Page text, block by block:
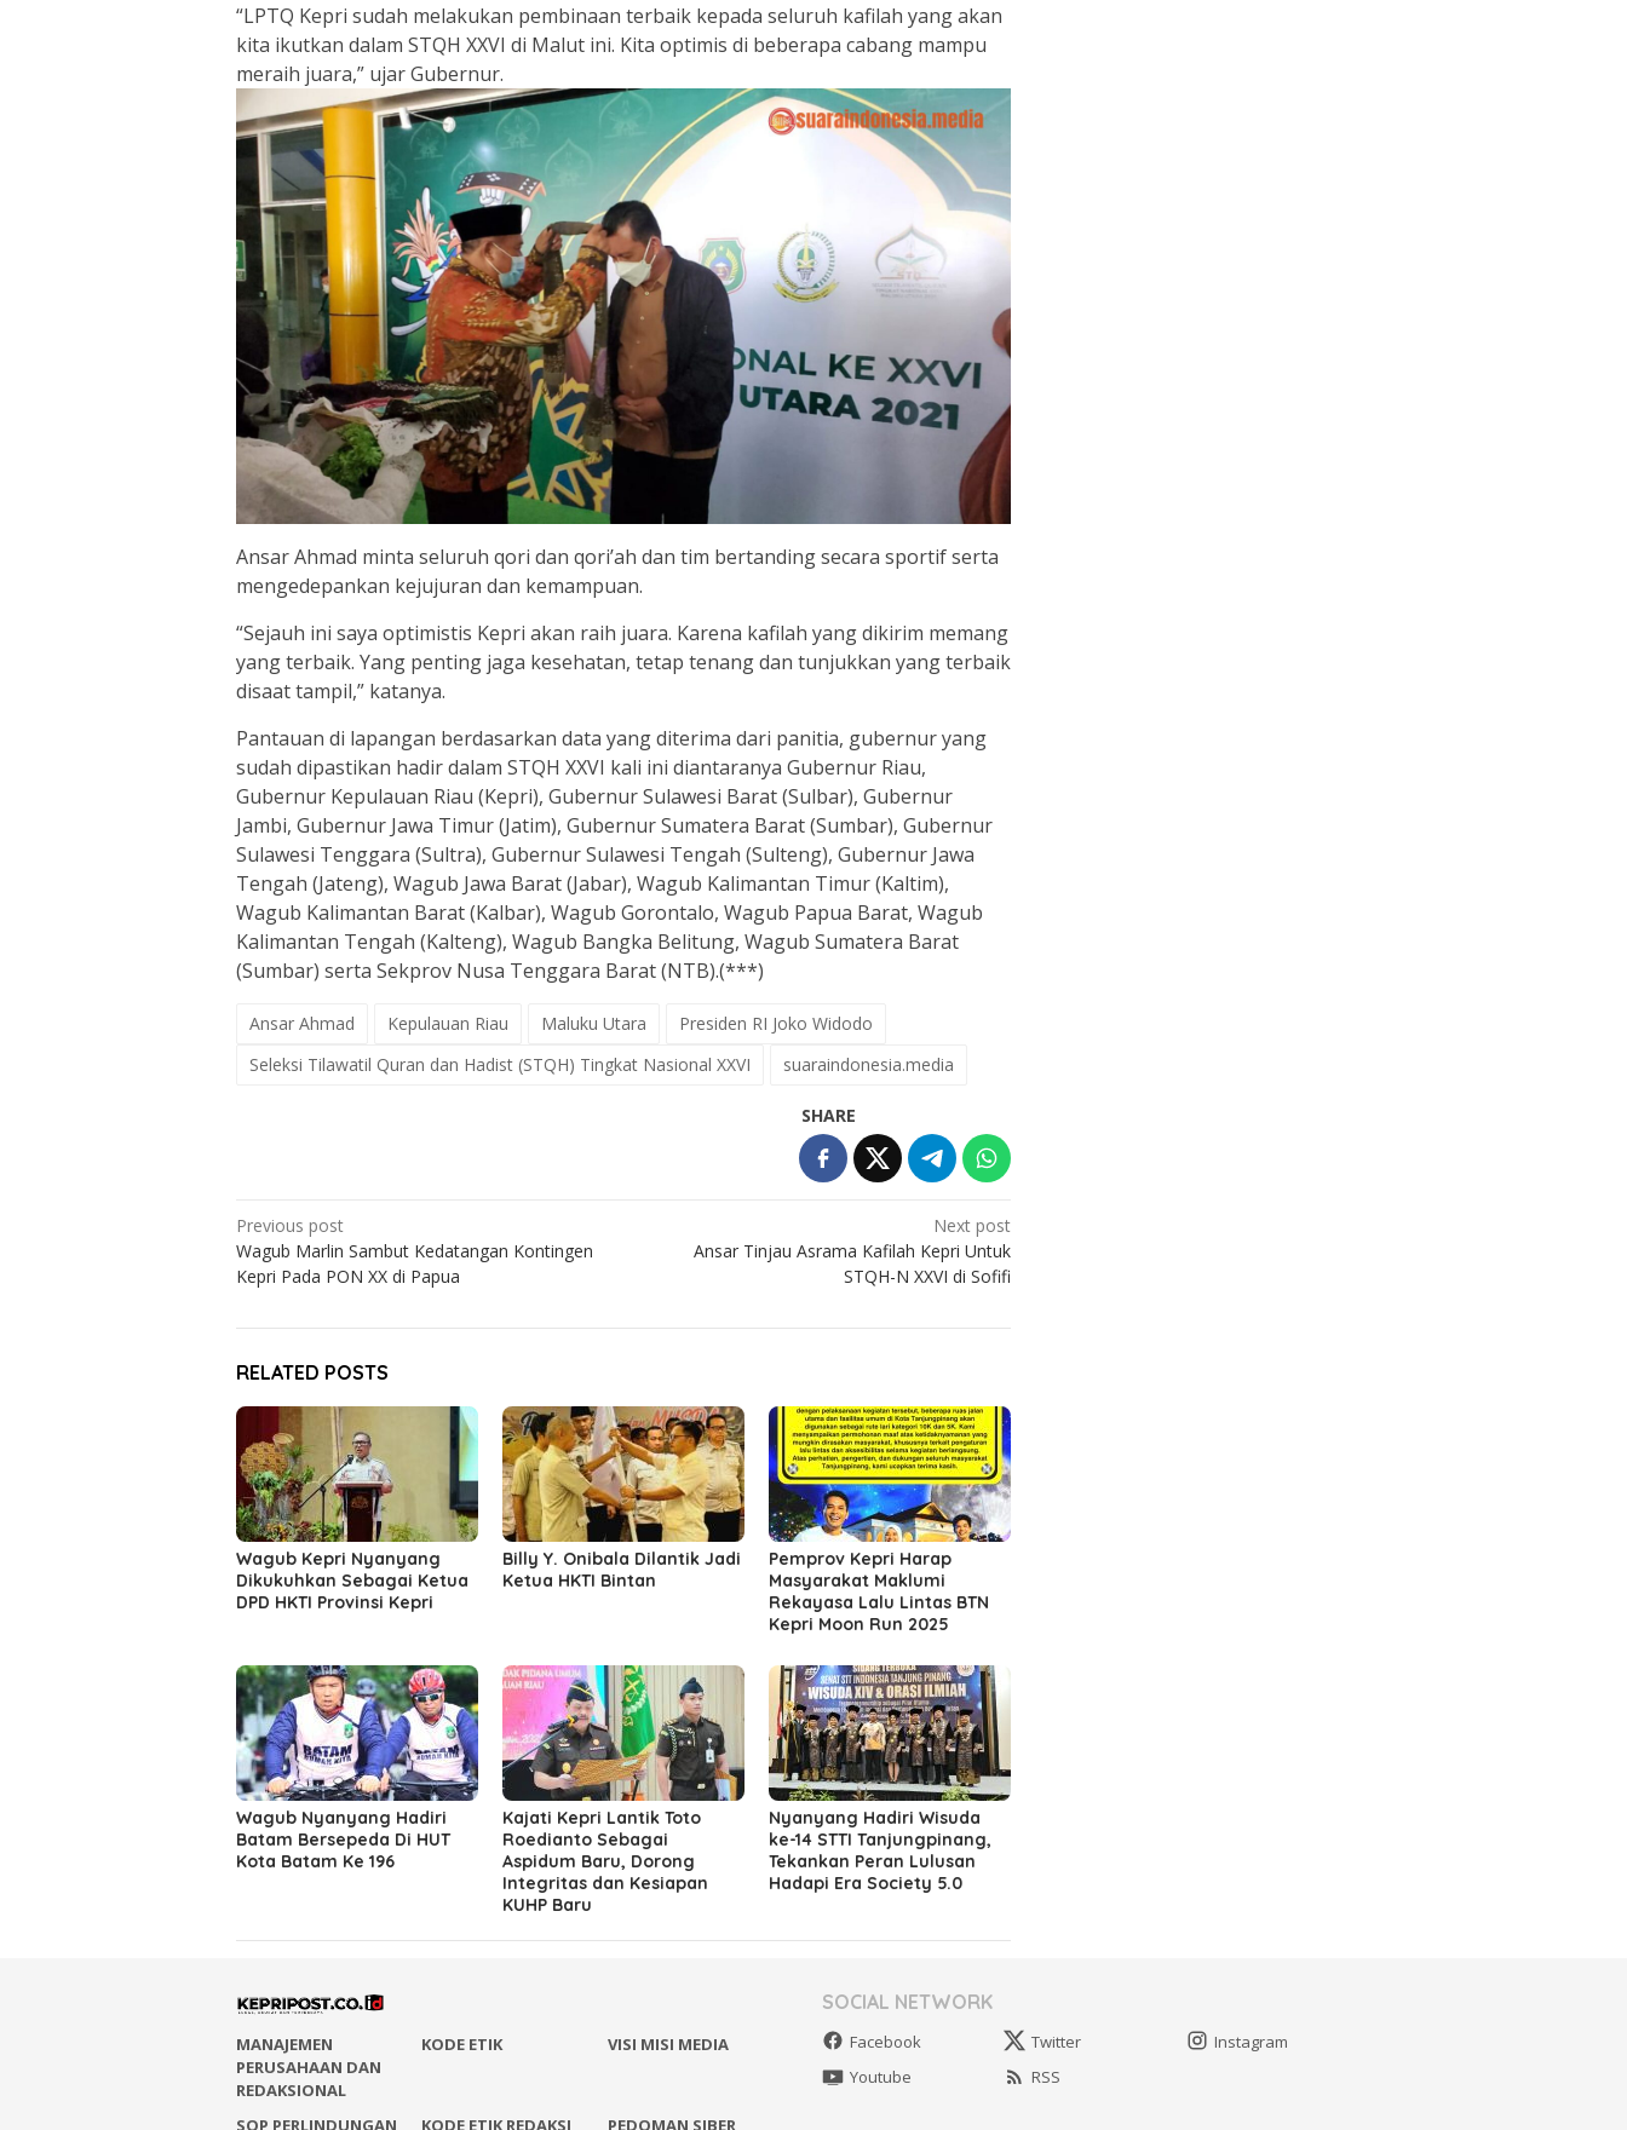
“LPTQ Kepri sudah melakukan pembinaan terbaik kepada seluruh kafilah yang akan
kita ikutkan dalam STQH XXVI di Malut ini. Kita optimis di beberapa cabang mampu
meraih juara,” ujar Gubernur.
Ansar Ahmad minta seluruh qori dan qori’ah dan tim bertanding secara sportif serta
mengedepankan kejujuran dan kemampuan.
“Sejauh ini saya optimistis Kepri akan raih juara. Karena kafilah yang dikirim memang
yang terbaik. Yang penting jaga kesehatan, tetap tenang dan tunjukkan yang terbaik
disaat tampil,” katanya.
Pantauan di lapangan berdasarkan data yang diterima dari panitia, gubernur yang
sudah dipastikan hadir dalam STQH XXVI kali ini diantaranya Gubernur Riau,
Gubernur Kepulauan Riau (Kepri), Gubernur Sulawesi Barat (Sulbar), Gubernur
Jambi, Gubernur Jawa Timur (Jatim), Gubernur Sumatera Barat (Sumbar), Gubernur
Sulawesi Tenggara (Sultra), Gubernur Sulawesi Tengah (Sulteng), Gubernur Jawa
Tengah (Jateng), Wagub Jawa Barat (Jabar), Wagub Kalimantan Timur (Kaltim),
Wagub Kalimantan Barat (Kalbar), Wagub Gorontalo, Wagub Papua Barat, Wagub
Kalimantan Tengah (Kalteng), Wagub Bangka Belitung, Wagub Sumatera Barat
(Sumbar) serta Sekprov Nusa Tenggara Barat (NTB).(***)
Ansar Ahmad Kepulauan Riau Maluku Utara
Presiden RI Joko Widodo
Seleksi Tilawatil Quran dan Hadist (STQH) Tingkat Nasional XXVI
suaraindonesia.media
SHARE
Post
navigation
Previous post
Wagub Marlin Sambut Kedatangan Kontingen
Kepri Pada PON XX di Papua
Next post
Ansar Tinjau Asrama Kafilah Kepri Untuk
STQH-N XXVI di Sofifi
RELATED POSTS
Wagub Kepri Nyanyang
Dikukuhkan Sebagai Ketua
DPD HKTI Provinsi Kepri
Billy Y. Onibala Dilantik Jadi
Ketua HKTI Bintan
Pemprov Kepri Harap
Masyarakat Maklumi
Rekayasa Lalu Lintas BTN
Kepri Moon Run 2025
Wagub Nyanyang Hadiri
Batam Bersepeda Di HUT
Kota Batam Ke 196
Kajati Kepri Lantik Toto
Roedianto Sebagai
Aspidum Baru, Dorong
Integritas dan Kesiapan
KUHP Baru
Nyanyang Hadiri Wisuda
ke-14 STTI Tanjungpinang,
Tekankan Peran Lulusan
Hadapi Era Society 5.0
MANAJEMEN
PERUSAHAAN DAN
REDAKSIONAL
KODE ETIK VISI MISI MEDIA
SOCIAL NETWORK
Facebook Twitter
Instagram
Youtube
RSS